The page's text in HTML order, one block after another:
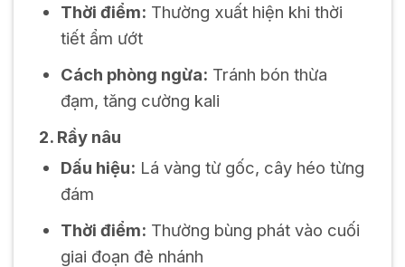
Thời điểm: Thường xuất hiện khi thời
tiết ẩm ướt
Cách phòng ngừa: Tránh bón thừa
đạm, tăng cường kali
2. Rầy nâu
Dấu hiệu: Lá vàng từ gốc, cây héo từng
đám
Thời điểm: Thường bùng phát vào cuối
giai đoạn đẻ nhánh